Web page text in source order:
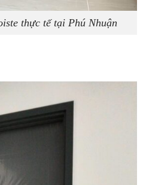
thực tế tại Phú Nhuận